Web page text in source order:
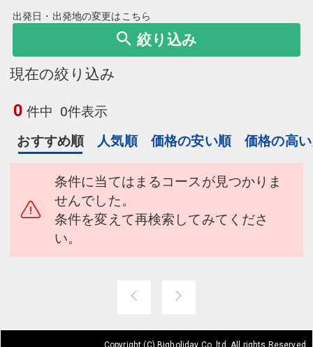
出発日・出発地の変更はこちら
絞り込み
現在の絞り込み
0 件中 0件表示
おすすめ順
人気順 価格の安い順 価格の高
条件に当てはまるコースが見つかりま
せんでした。
条件を変えて再検索してみてくださ
い。
Copyright (C) Bigholiday Co. ltd. All rights Reserved.